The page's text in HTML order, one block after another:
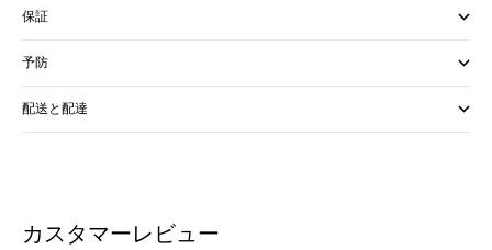
保証
予防
配送と配達
カスタマーレビュー